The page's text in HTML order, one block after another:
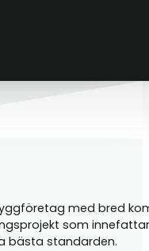
med bred
som
bästa standarden.